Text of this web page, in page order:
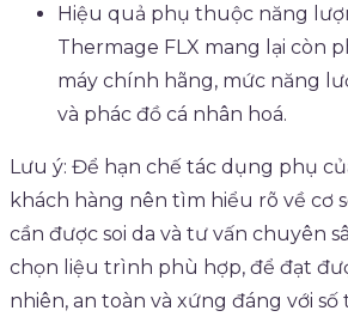
Hiệu quả phụ thuộc năng
Thermage FLX mang lại còn
máy chính hãng, mức năng
và phác đồ cá nhân hoá.
Lưu ý: Để hạn chế tác dụng phụ
khách hàng nên tìm hiểu rõ về cơ
cần được soi da và tư vấn chuyên
chọn liệu trình phù hợp, để đạt
nhiên, an toàn và xứng đáng với số